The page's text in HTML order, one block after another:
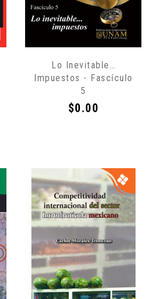
Lo Inevitable…
Impuestos - Fascículo
5
Precio
$0.00